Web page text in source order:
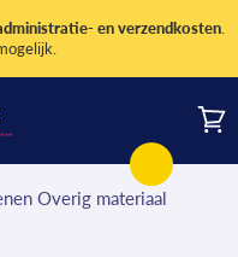
en verzendkosten.
Overig materiaal